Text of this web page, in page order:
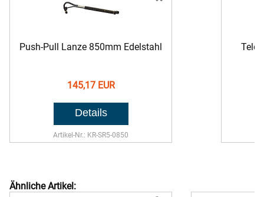
Push-Pull Lanze 850mm Edelstahl
145,17 EUR
Artikel-Nr.: KR-SR5-0850
Ähnliche Artikel: